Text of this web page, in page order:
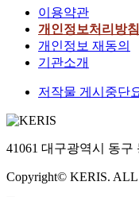
이용약관
개인정보처리방침
개인정보 재동의
기관소개
저작물 게시중단
41061 대구광역시 동구
Copyright© KERIS.